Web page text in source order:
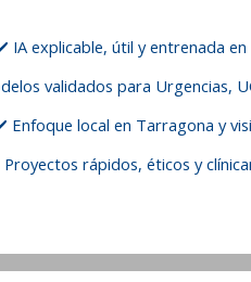
IA explicable, útil y entrenada
validados para Urgencias,
Enfoque local en Tarragona y
rápidos, éticos y